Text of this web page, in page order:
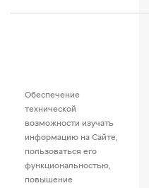
Обеспечение
технической
возможности изучать
информацию на Сайте,
пользоваться его
функциональностью,
повышение